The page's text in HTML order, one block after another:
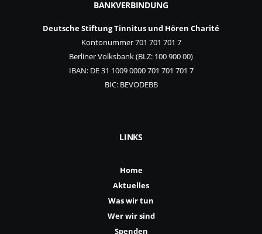
BANKVERBINDUNG
Deutsche Stiftung Tinnitus und Hören Charité
Kontonummer 701 701 701 7
Berliner Volksbank (BLZ: 100 900 00)
IBAN: DE 31 1009 0000 701 701 701 7
BIC: BEVODEBB
LINKS
Home
Aktuelles
Was wir tun
Wer wir sind
Spenden